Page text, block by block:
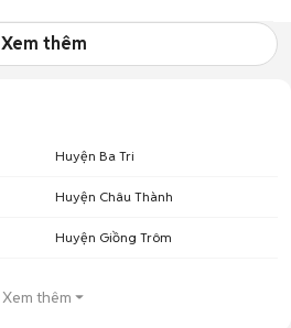
Xem thêm
Huyện Ba Tri
Huyện Châu Thành
Huyện Giồng Trôm
Xem thêm